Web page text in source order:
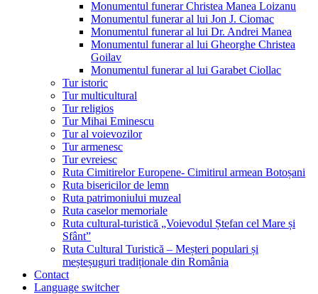
Monumentul funerar Christea Manea Loizanu
Monumentul funerar al lui Jon J. Ciomac
Monumentul funerar al lui Dr. Andrei Manea
Monumentul funerar al lui Gheorghe Christea
Goilav
Monumentul funerar al lui Garabet Ciollac
Tur istoric
Tur multicultural
Tur religios
Tur Mihai Eminescu
Tur al voievozilor
Tur armenesc
Tur evreiesc
Ruta Cimitirelor Europene- Cimitirul armean Botoșani
Ruta bisericilor de lemn
Ruta patrimoniului muzeal
Ruta caselor memoriale
Ruta cultural-turistică „Voievodul Ștefan cel Mare și
Sfânt”
Ruta Cultural Turistică – Meșteri populari și
meșteșuguri tradiționale din România
Contact
Language switcher